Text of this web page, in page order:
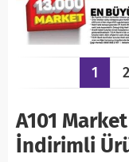
1 2
A101
İndirimli